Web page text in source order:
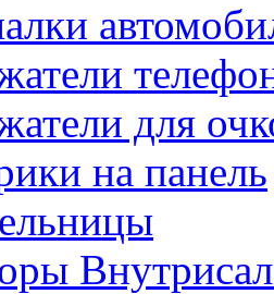
для
на панель